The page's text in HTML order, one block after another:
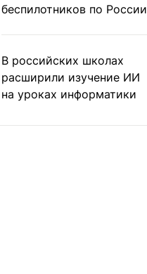
беспилотников по России
В российских школах
расширили изучение ИИ
на уроках информатики